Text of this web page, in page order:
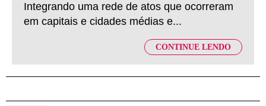
Integrando uma rede de atos que ocorreram
em capitais e cidades médias e...
CONTINUE LENDO